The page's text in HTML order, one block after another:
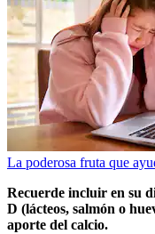
La poderosa fruta que
Recuerde incluir en su
D (lácteos, salmón o
aporte del calcio.